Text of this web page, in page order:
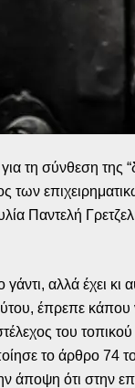
τη σύνθεση της
των
Παντελή
γάντι, αλλά έχει
έπρεπε
του
το άρθρο 74
άποψη ότι στην